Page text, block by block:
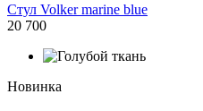
Стул Volker marine blue
20 700
Новинка